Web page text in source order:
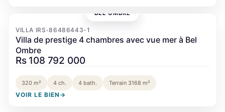
BEL OMBRE
VILLA IRS•86486443-1
Villa de prestige 4 chambres avec vue mer à Bel
Ombre
Rs 108 792 000
320 m² 4 ch. 4 bath. Terrain 3168 m²
VOIR LE BIEN →